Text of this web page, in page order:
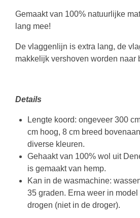
Gemaakt van 100% natuurlijke
lang mee!
De vlaggenlijn is extra lang, de
makkelijk vershoven worden naar
Details
Lengte koord: ongeveer 300
cm hoog, 8 cm breed
diverse kleuren.
Gehaakt van 100% wol uit
is gemaakt van hemp.
Kan in de wasmachine:
35 graden. Erna weer in
drogen (niet in de droger).